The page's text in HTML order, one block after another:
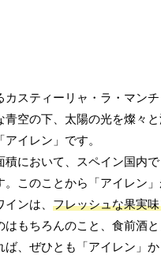
スティーリャ・ラ・マンチ
青空の下、太陽の光を燦々
イレン」です。
積において、スペイン国内
このことから「アイレン
ンは、 フレッシュな果実
はもちろんのこと、食前酒
ば、ぜひとも「アイレン」